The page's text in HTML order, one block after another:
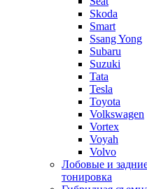
Skoda
Smart
Ssang Yong
Subaru
Suzuki
Tata
Tesla
Toyota
Volkswagen
Vortex
Voyah
Volvo
Лобовые и
тонировка